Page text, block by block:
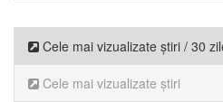
Cele mai vizualizate știri / 30
Cele mai vizualizate știri